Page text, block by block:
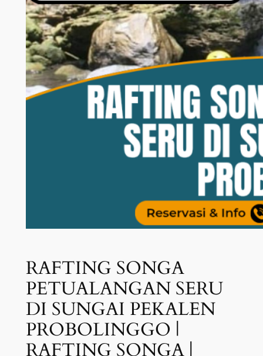
RAFTING SONGA
PETUALANGAN SERU
DI SUNGAI PEKALEN
PROBOLINGGO |
RAFTING SONGA |